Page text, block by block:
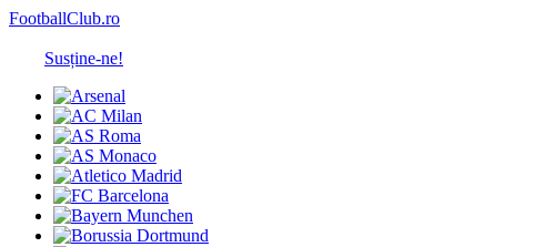
FootballClub.ro
Susține-ne!